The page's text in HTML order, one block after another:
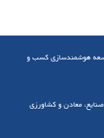
هوشمندسازی کسب و
معادن و کشاورزی